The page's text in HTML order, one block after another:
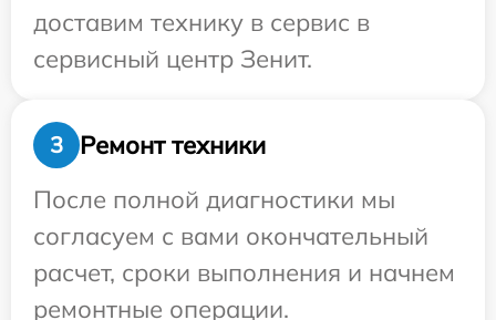
доставим технику в сервис в
сервисный центр Зенит.
3
Ремонт техники
После полной диагностики мы
согласуем с вами окончательный
расчет, сроки выполнения и начнем
ремонтные операции.